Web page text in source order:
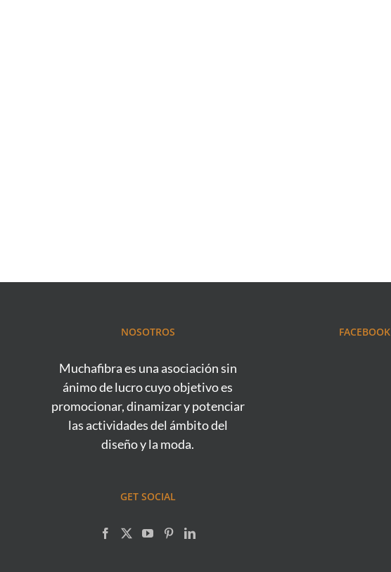
NOSOTROS
Muchafibra es una asociación sin
ánimo de lucro cuyo objetivo es
promocionar, dinamizar y potenciar
las actividades del ámbito del
diseño y la moda.
GET SOCIAL
FACEBOOK